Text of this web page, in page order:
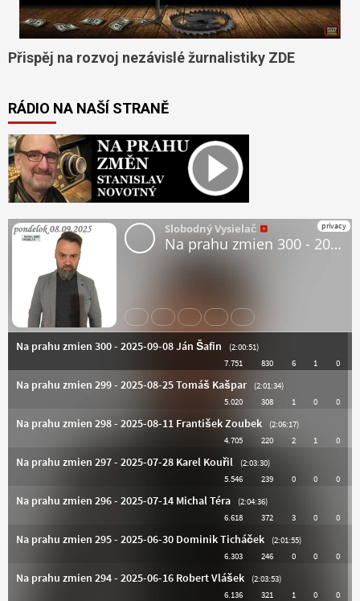
Přispěj na rozvoj nezávislé žurnalistiky ZDE
RÁDIO NA NAŠÍ STRANĚ